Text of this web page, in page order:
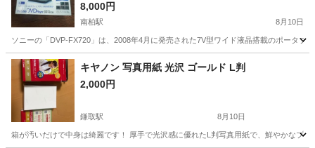
8,000円
南柏駅 8月10日
ソニーの「DVP-FX720」は、2008年4月に発売された7V型ワイド液晶搭載のポータ
千葉 柏市 南柏駅 映像プレーヤー、レコーダー
キヤノン 写真用紙 光沢 ゴールド L判
2,000円
鎌取駅 8月10日
箱が汚いだけで中身は綺麗です！ 厚手で光沢感に優れたL判写真用紙で、鮮やかなプ